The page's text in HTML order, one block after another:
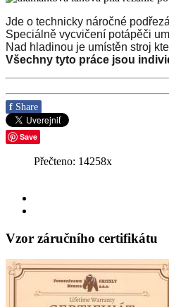
Jde o technicky náročné
Speciálně vycvičení potápěči
Nad hladinou je umístěn stroj
Všechny tyto práce jsou
f Share
Save
Přečteno: 14258x
Vzor záručního certifikátu